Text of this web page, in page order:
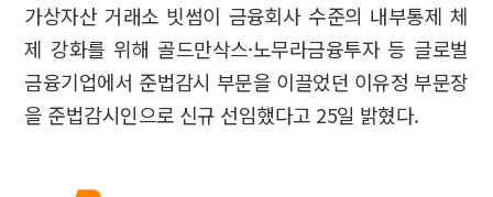
가상자산 거래소 빗썸이 금융회사 수준의 내부통제 체
제 강화를 위해 골드만삭스·노무라금융투자 등 글로벌
금융기업에서 준법감시 부문을 이끌었던 이유정 부문장
을 준법감시인으로 신규 선임했다고 25일 밝혔다.